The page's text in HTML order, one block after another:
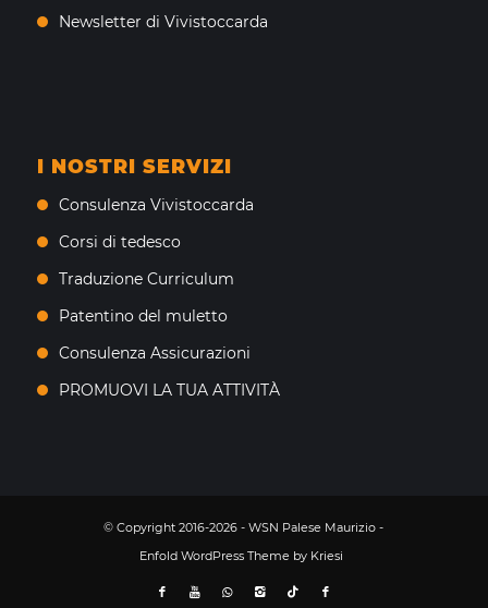
Newsletter di Vivistoccarda
I NOSTRI SERVIZI
Consulenza Vivistoccarda
Corsi di tedesco
Traduzione Curriculum
Patentino del muletto
Consulenza Assicurazioni
PROMUOVI LA TUA ATTIVITÀ
© Copyright 2016-2026 - WSN Palese Maurizio -
Enfold WordPress Theme by Kriesi